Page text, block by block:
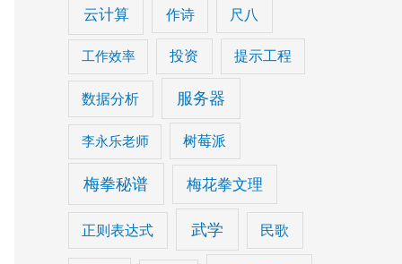
null);
云计算 作诗 尺八
工作效率 投资 提示工程
数据分析 服务器
李永乐老师 树莓派
梅拳秘谱 梅花拳文理
正则表达式 武学 民歌